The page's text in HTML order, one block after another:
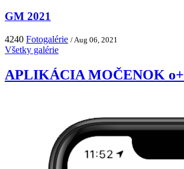
GM 2021
4240 Fotogalérie / Aug 06, 2021
Všetky galérie
APLIKÁCIA MOČENOK o+